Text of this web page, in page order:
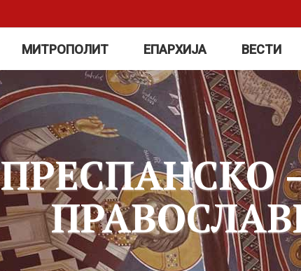
МИТРОПОЛИТ ЕПАРХИЈА ВЕСТИ
ПРЕСПАНСКО